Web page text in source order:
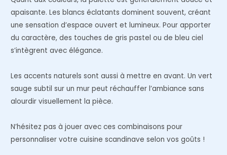
apaisante. Les blancs éclatants dominent souvent, créant
une sensation d’espace ouvert et lumineux. Pour apporter
du caractère, des touches de gris pastel ou de bleu ciel
s’intègrent avec élégance.
Les accents naturels sont aussi à mettre en avant. Un vert
sauge subtil sur un mur peut réchauffer l’ambiance sans
alourdir visuellement la pièce.
N’hésitez pas à jouer avec ces combinaisons pour
personnaliser votre cuisine scandinave selon vos goûts !